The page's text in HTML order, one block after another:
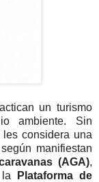
un turismo
ambiente. Sin
considera una
manifiestan
(AGA),
Plataforma de